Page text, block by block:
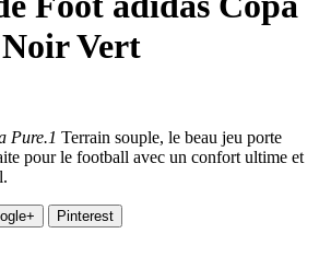
Vert
Pure.1 Terrain souple, le beau jeu porte
pour le football avec un confort ultime et
Pinterest